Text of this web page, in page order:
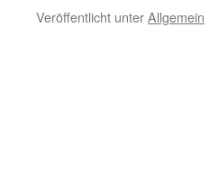
Veröffentlicht unterAllgemein